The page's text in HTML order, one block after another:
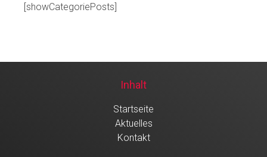
[showCategoriePosts]
Inhalt
Startseite
Aktuelles
Kontakt